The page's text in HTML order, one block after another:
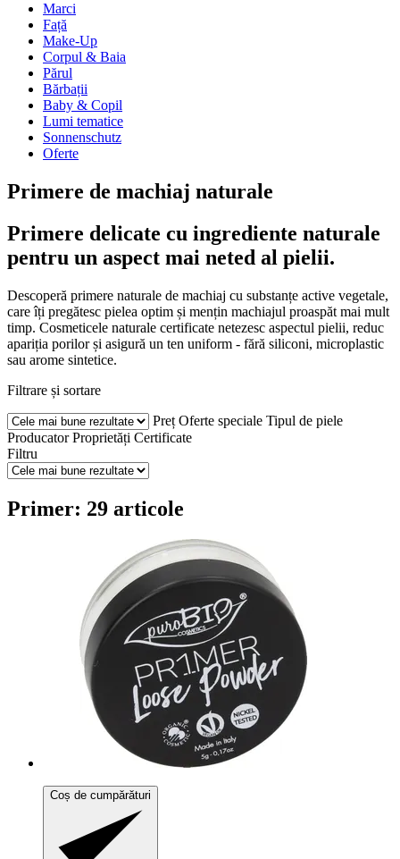
Marci
Față
Make-Up
Corpul & Baia
Părul
Bărbații
Baby & Copil
Lumi tematice
Sonnenschutz
Oferte
Primere de machiaj naturale
Primere delicate cu ingrediente naturale
pentru un aspect mai neted al pielii.
Descoperă primere naturale de machiaj cu substanțe active vegetale,
care îți pregătesc pielea optim și mențin machiajul proaspăt mai mult
timp. Cosmeticele naturale certificate netezesc aspectul pielii, reduc
apariția porilor și asigură un ten uniform - fără siliconi, microplastic
sau arome sintetice.
Filtrare și sortare
Preț Oferte speciale Tipul de piele
Producator Proprietăți Certificate
Filtru
Primer: 29 articole
Coș de cumpărături